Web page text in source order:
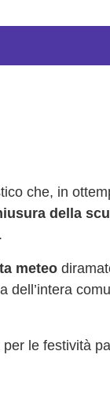
della
meteo
dell’intera
le festività